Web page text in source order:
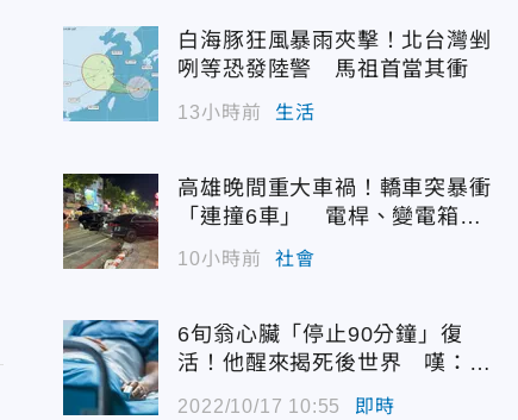
白海豚狂風暴雨夾擊！北台灣剉
咧等恐發陸警 馬祖首當其衝
13小時前 生活
高雄晚間重大車禍！轎車突暴衝
「連撞6車」 電桿、變電箱全
遭殃
10小時前 社會
6旬翁心臟「停止90分鐘」復
活！他醒來揭死後世界 嘆：很
2022/10/17 10:55 即時